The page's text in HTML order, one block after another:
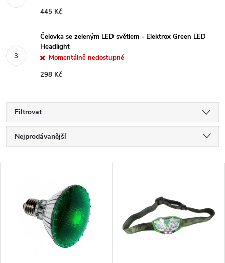
445 Kč
Čelovka se zeleným LED světlem - Elektrox Green LED
Headlight
Momentálně nedostupné
298 Kč
Filtrovat
Ř
a
Nejprodávanější
Abecedně